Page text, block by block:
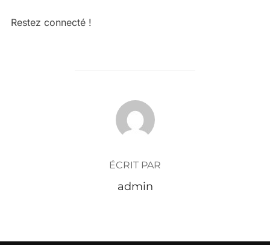
Restez connecté !
AUTEUR DE LA PUBLICATION
ÉCRIT PAR
admin